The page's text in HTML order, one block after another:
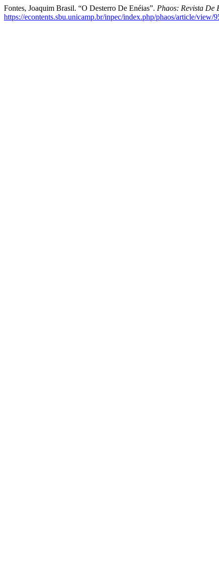
Fontes, Joaquim Brasil. “O Desterro De Enéias”. Phaos: Revista De
https://econtents.sbu.unicamp.br/inpec/index.php/phaos/article/view/